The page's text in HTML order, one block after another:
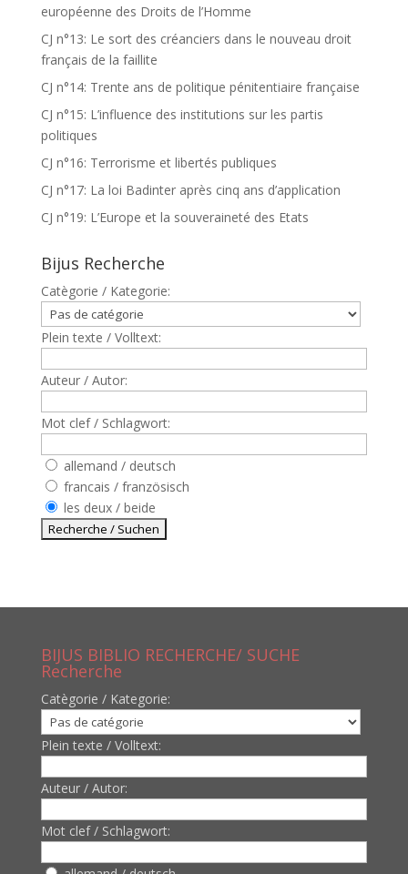
européenne des Droits de l’Homme
CJ n°13: Le sort des créanciers dans le nouveau droit
français de la faillite
CJ n°14: Trente ans de politique pénitentiaire française
CJ n°15: L’influence des institutions sur les partis
politiques
CJ n°16: Terrorisme et libertés publiques
CJ n°17: La loi Badinter après cinq ans d’application
CJ n°19: L’Europe et la souveraineté des Etats
Bijus Recherche
Catègorie / Kategorie:
Plein texte / Volltext:
Auteur / Autor:
Mot clef / Schlagwort:
allemand / deutsch
francais / französisch
les deux / beide
BIJUS BIBLIO RECHERCHE/ SUCHE
Recherche
Catègorie / Kategorie:
Plein texte / Volltext:
Auteur / Autor:
Mot clef / Schlagwort: